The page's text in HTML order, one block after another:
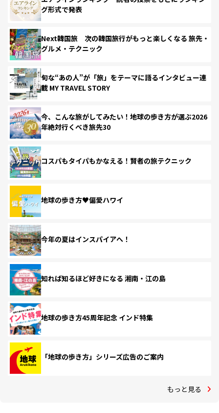
グ形式で発表
Next韓国旅 次の韓国旅行がもっと楽しくなる 旅先・
グルメ・テクニック
旬な“あの人”が「旅」をテーマに語るインタビュー連
載 MY TRAVEL STORY
今、こんな旅がしてみたい！地球の歩き方が選ぶ2026
年絶対行くべき旅先30
コスパもタイパもかなえる！賢者の旅テクニック
地球の歩き方♥偏愛ハワイ
今年の夏はインスパイアへ！
知れば知るほど好きになる 湘南・江の島
地球の歩き方45周年記念 インド特集
「地球の歩き方」シリーズ広告のご案内
もっと見る